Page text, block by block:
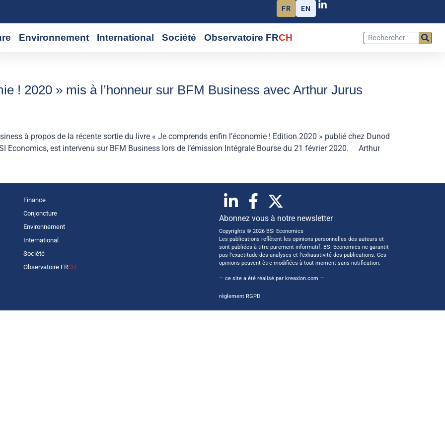
FR EN
Environnement International Société Observatoire FRCH
! 2020 » mis à l’honneur sur BFM Business avec Arthur Jurus
à propos de la récente sortie du livre « Je comprends enfin l’économie ! Edition 2020 » publié chez Dunod
Economics, est intervenu sur BFM Business lors de l’émission Intégrale Bourse du 21 février 2020. Arthur
Finance
Conjoncture
Environnement
International
Société
Observatoire FRCH
Abonnez vous à notre newsletter
Copyrights © 2026 BSI Economics
Les publications reflètent les opinions personnelles des auteurs et
sont publiées à titre purement informatif. BSI Economics ne garantit
pas l’exactitude des analyses et l’exhaustivité des publications. Ces
opinions peuvent être modifiées à tout moment sans notification.
— ce site a été réalisé par kreaxion.com —
règlement RGPD